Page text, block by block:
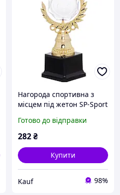
Нагорода спортивна з
місцем під жетон SP-Sport
Готово до відправки
282₴
Купити
Kauf 98%